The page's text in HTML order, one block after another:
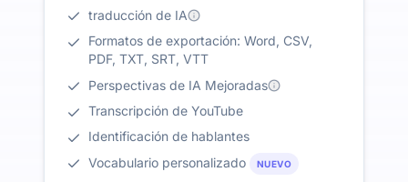
traducción de IA
Formatos de exportación: Word, CSV,
PDF, TXT, SRT, VTT
Perspectivas de IA Mejoradas
Transcripción de YouTube
Identificación de hablantes
Vocabulario personalizado
NUEVO